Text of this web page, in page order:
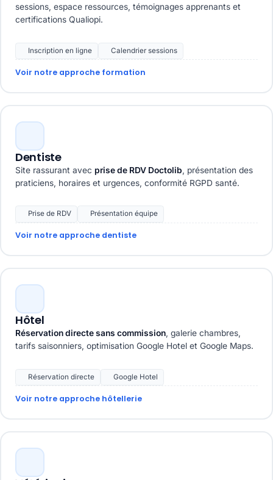
sessions, espace ressources, témoignages apprenants et
certifications Qualiopi.
Inscription en ligne Calendrier sessions
Voir notre approche formation
Dentiste
Site rassurant avec prise de RDV Doctolib , présentation des
praticiens, horaires et urgences, conformité RGPD santé.
Prise de RDV Présentation équipe
Voir notre approche dentiste
Hôtel
Réservation directe sans commission, galerie chambres,
tarifs saisonniers, optimisation Google Hotel et Google Maps.
Réservation directe Google Hotel
Voir notre approche hôtellerie